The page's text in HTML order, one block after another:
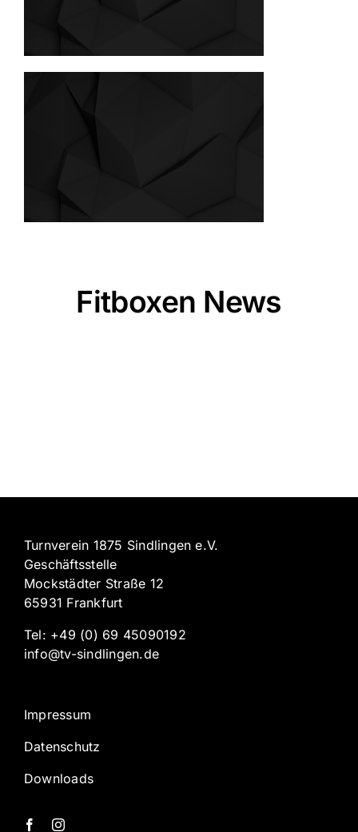
Fitboxen News
Turnverein 1875 Sindlingen e.V.
Geschäftsstelle
Mockstädter Straße 12
65931 Frankfurt
Tel: +49 (0) 69 45090192
info@tv-sindlingen.de
Impressum
Datenschutz
Downloads